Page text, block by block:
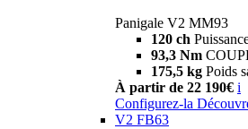
Panigale V2 MM93
120 ch
93,3 Nm
175,5 kg Poids
À partir de 22 190€ i
Configurez-la
V2 FB63